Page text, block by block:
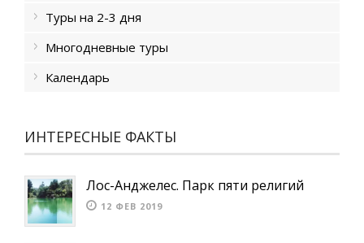
Туры на 2-3 дня
Многодневные туры
Календарь
ИНТЕРЕСНЫЕ ФАКТЫ
Лос-Анджелес. Парк пяти религий
12 ФЕВ 2019